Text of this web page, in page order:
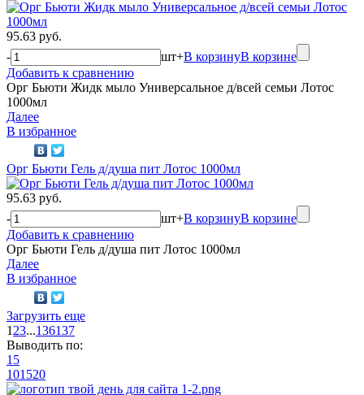
95.63 руб.
-
шт+В корзинуВ корзине
Добавить к сравнению
Орг Бьюти Жидк мыло Универсальное д/всей семьи Лотос
1000мл
Далее
В избранное
Орг Бьюти Гель д/душа пит Лотос 1000мл
95.63 руб.
-
шт+В корзинуВ корзине
Добавить к сравнению
Орг Бьюти Гель д/душа пит Лотос 1000мл
Далее
В избранное
Загрузить еще
1 23...136137
Выводить по:
15
101520